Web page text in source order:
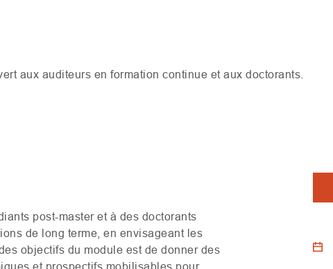
aux auditeurs en formation continue et aux doctorants.
post-master et à des doctorants
de long terme, en envisageant les
objectifs du module est de donner des
et prospectifs mobilisables pour